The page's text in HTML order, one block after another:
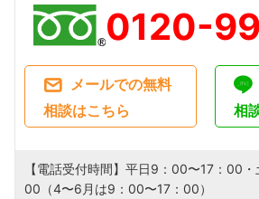
0120-
メールでの無料
相談はこちら
相
【電話受付時間】平日9：00〜17：00・
00（4〜6月は9：00〜17：00）